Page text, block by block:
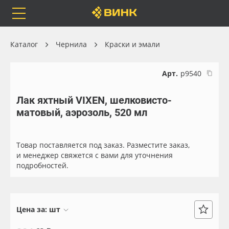
Каталог
Бренды
Оплата
Весь каталог
Самоклеящиеся плёнки
Чернила
Каталог Чернила Краски и эмали
Арт. р9540
Лак яхтный VIXEN, шелковисто-
матовый, аэрозоль, 520 мл
Товар поставляется под заказ. Разместите заказ,
и менеджер свяжется с вами для уточнения
подробностей.
Цена за: шт